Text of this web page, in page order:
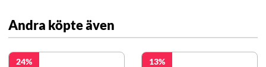
Andra köpte även
24 13